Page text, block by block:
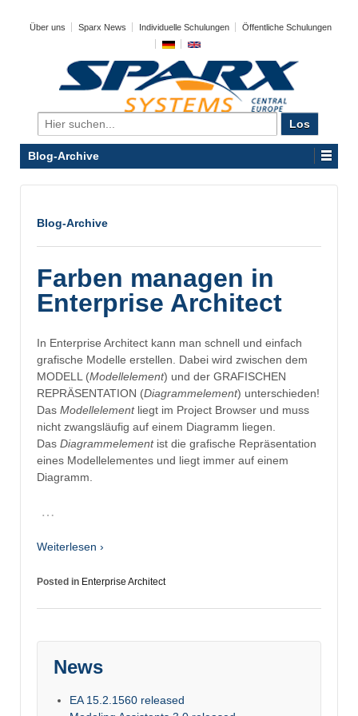
Über uns Sparx News Individuelle Schulungen Öffentliche Schulungen
Search
for:
Blog-Archive
Blog-Archive
Farben managen in
Enterprise Architect
In Enterprise Architect kann man schnell und einfach
grafische Modelle erstellen. Dabei wird zwischen dem
MODELL (Modellelement) und der GRAFISCHEN
REPRÄSENTATION (Diagrammelement) unterschieden!
Das Modellelement liegt im Project Browser und muss
nicht zwangsläufig auf einem Diagramm liegen.
Das Diagrammelement ist die grafische Repräsentation
eines Modellelementes und liegt immer auf einem
Diagramm.
…
Weiterlesen ›
Posted in Enterprise Architect
News
EA 15.2.1560 released